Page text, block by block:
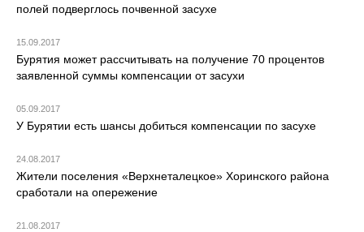
полей подверглось почвенной засухе
15.09.2017
Бурятия может рассчитывать на получение 70 процентов
заявленной суммы компенсации от засухи
05.09.2017
У Бурятии есть шансы добиться компенсации по засухе
24.08.2017
Жители поселения «Верхнеталецкое» Хоринского района
сработали на опережение
21.08.2017